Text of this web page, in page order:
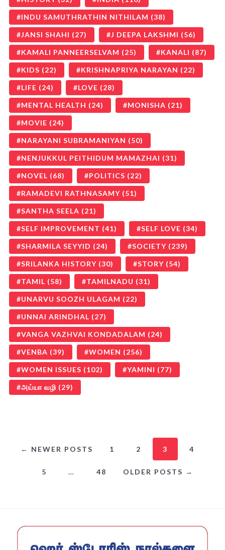
INDU SAMUTHRATHIN NITHILAM (38)
JANSI SHAHI (27) J DEEPA LAKSHMI (56)
KAMALI PANNEERSELVAM (25) KANALI (87)
KIDS (22) KRISHNAPRIYA NARAYAN (22)
LIFE (24) LOVE (28)
MENTAL HEALTH (24) MONISHA (21)
MOVIE (24)
NARAYANI SUBRAMANIYAN (50)
NENJUKKUL PEITHIDUM MAMAZHAI (31)
NOVEL (68) POLITICS (22)
RAMADEVI RATHNASAMY (51)
SANTHA SEELA (21)
SELF IMPROVEMENT (41) SELF LOVE (34)
SHARMILA SEYYID (24) SOCIETY (239)
SRILANKA HISTORY (30) STORY (54)
TAMIL (58) TAMILNADU (31)
UNARVU SOOZH ULAGAM (22)
UNNAI ARINDHAL (27)
VANGA VAZHVAI KONDADALAM (24)
VENBA (39) WOMEN (256)
WOMEN ISSUES (102) YAMINI (77)
அய்யா வழி (29)
← NEWER POSTS 1 2 3 4
5 … 48 OLDER POSTS →